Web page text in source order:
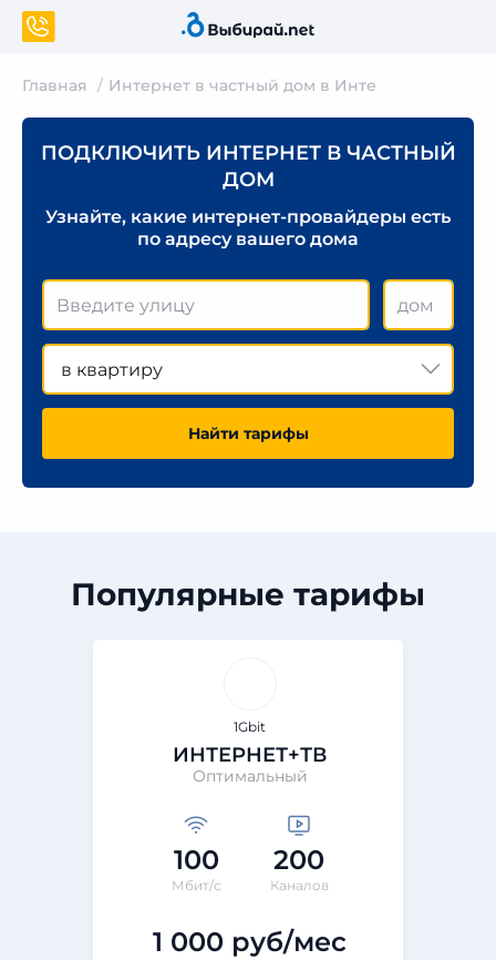
Главная Интернет в частный дом в Инте
ПОДКЛЮЧИТЬ ИНТЕРНЕТ В ЧАСТНЫЙ
ДОМ
Узнайте, какие интернет-провайдеры есть
по адресу вашего дома
в квартиру
Найти тарифы
Популярные тарифы
1Gbit
ИНТЕРНЕТ+ТВ
Оптимальный
100
Мбит/с
200
Каналов
1 000 руб/мес